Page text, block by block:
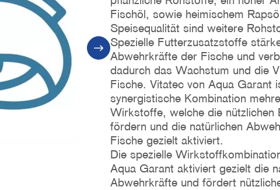
Fischöl, sowie heimischem
Speisequalität sind weitere
Spezielle Futterzusatzstoffe
Abwehrkräfte der Fische und
dadurch das Wachstum und die
Fische. Vitatec von Aqua Garant
synergistische Kombination
Wirkstoffe, welche die nützlichen
fördern und die natürlichen
Fische gezielt aktiviert.
Die spezielle
Aqua Garant aktiviert gezielt die
Abwehrkräfte und fördert